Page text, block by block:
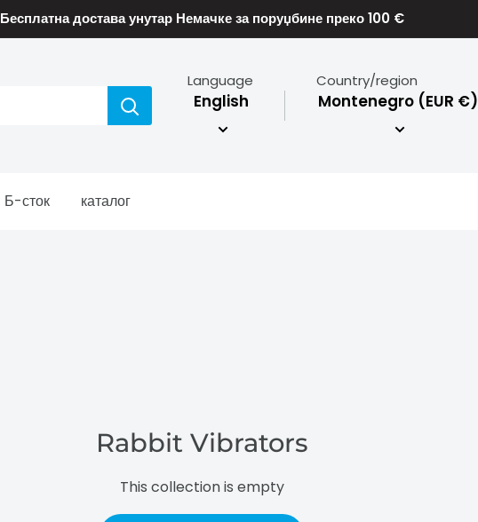
Бесплатна достава унутар Немачке за поруџбине преко 100 €
Language
English
Country/region
Montenegro (EUR €)
Б-сток каталог
Rabbit Vibrators
This collection is empty